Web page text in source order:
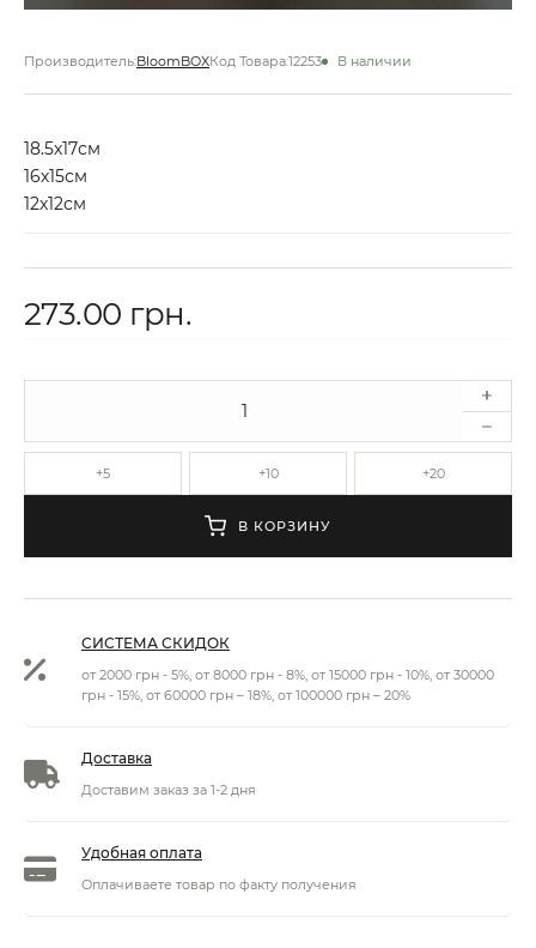
Производитель:BloomBOXКод Товара:12253 В наличии
18.5х17см
16х15см
12х12см
273.00 грн.
+5 +10 +20
В КОРЗИНУ
СИСТЕМА СКИДОК
от 2000 грн - 5%, от 8000 грн - 8%, от 15000 грн - 10%, от 30000
грн - 15%, от 60000 грн – 18%, от 100000 грн – 20%
Доставка
Доставим заказ за 1-2 дня
Удобная оплата
Оплачиваете товар по факту получения